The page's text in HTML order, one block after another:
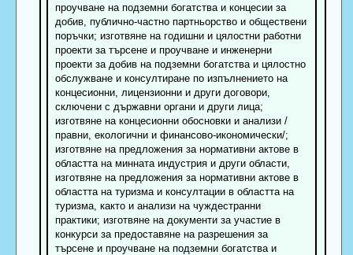
проучване на подземни богатства и концесии за
добив, публично-частно партньорство и обществени
поръчки; изготвяне на годишни и цялостни работни
проекти за търсене и проучване и инженерни
проекти за добив на подземни богатства и цялостно
обслужване и консултиране по изпълнението на
концесионни, лицензионни и други договори,
сключени с държавни органи и други лица;
изготвяне на концесионни обосновки и анализи /
правни, екологични и финансово-икономически/;
изготвяне на предложения за нормативни актове в
областта на минната индустрия и други области,
изготвяне на предложения за нормативни актове в
областта на туризма и консултации в областта на
туризма, както и анализи на чуждестранни
практики; изготвяне на документи за участие в
конкурси за предоставяне на разрешения за
търсене и проучване на подземни богатства и